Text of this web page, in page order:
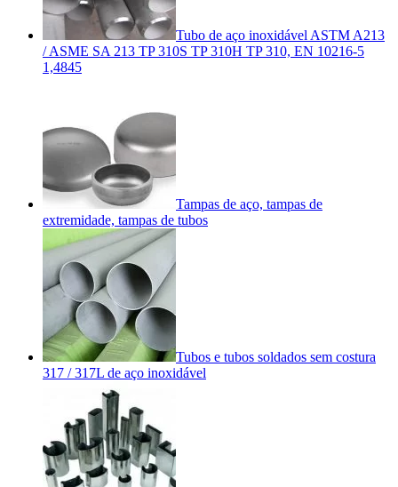
Tubo de aço inoxidável ASTM A213
/ ASME SA 213 TP 310S TP 310H TP 310, EN 10216-5
1,4845
Tampas de aço, tampas de
extremidade, tampas de tubos
Tubos e tubos soldados sem costura
317 / 317L de aço inoxidável